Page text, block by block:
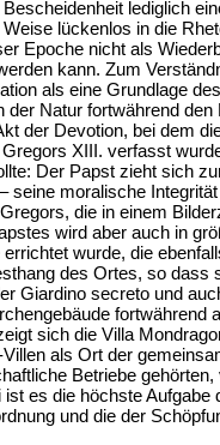
lediglich
lückenlos in die
Epoche nicht als
kann. Zum
als eine Grundlage
der Natur fortwährend
der Devotion, bei dem
XIII. verfasst
Der Papst zieht sich
seine moralische
die in einem
wird aber auch in
wurde, die
des Ortes, so dass
Giardino secreto und
fortwährend
sich die Villa
als Ort der
Betriebe
es die höchste
und die der